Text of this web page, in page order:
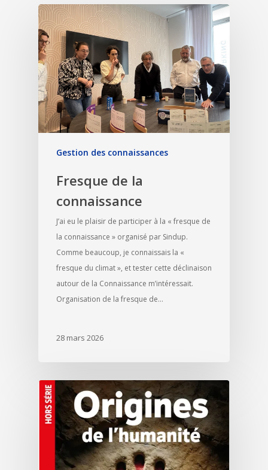
Gestion des connaissances
Fresque de la
connaissance
J’ai eu le plaisir de participer à la « fresque de
la connaissance » organisé par Sindup.
Comme beaucoup, je connaissais la «
fresque du climat », et tester cette déclinaison
autour de la Connaissance m’intéressait.
Organisation de la fresque de…
28 mars 2026